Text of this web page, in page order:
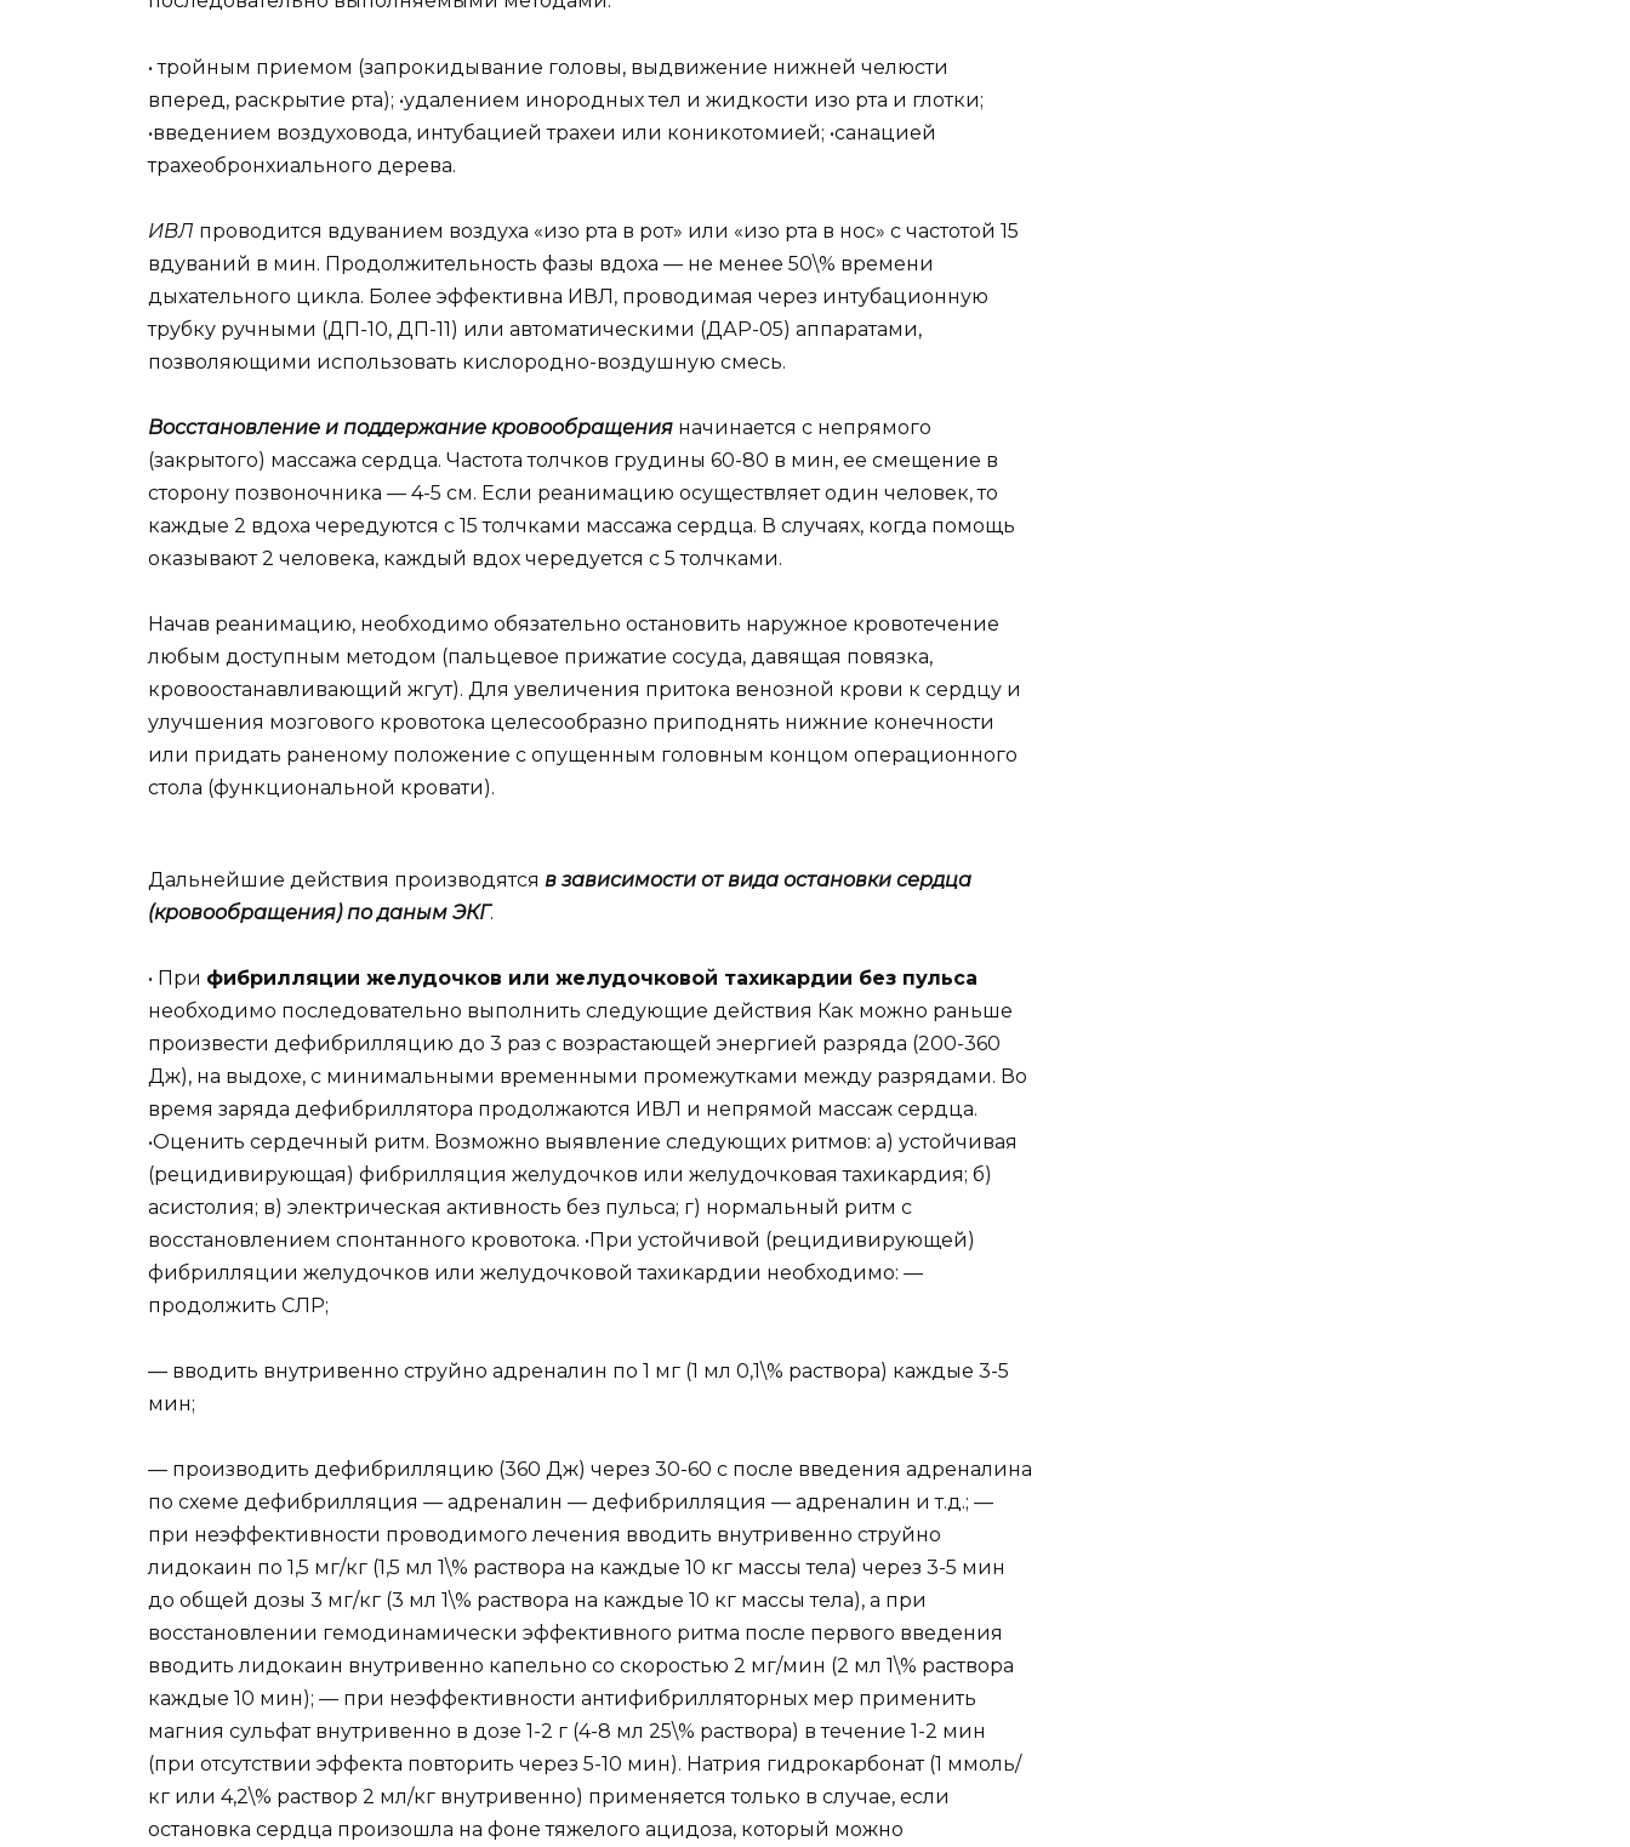
• тройным приемом (запрокидывание головы, выдвижение нижней челюсти
вперед, раскрытие рта); •удалением инородных тел и жидкости изо рта и глотки;
•введением воздуховода, интубацией трахеи или коникотомией; •санацией
трахеобронхиального дерева.
ИВЛ проводится вдуванием воздуха «изо рта в рот» или «изо рта в нос» с частотой 15
вдуваний в мин. Продолжительность фазы вдоха — не менее 50\% времени
дыхательного цикла. Более эффективна ИВЛ, проводимая через интубационную
трубку ручными (ДП-10, ДП-11) или автоматическими (ДАР-05) аппаратами,
позволяющими использовать кислородно-воздушную смесь.
Восстановление и поддержание кровообращения начинается с непрямого
(закрытого) массажа сердца. Частота толчков грудины 60-80 в мин, ее смещение в
сторону позвоночника — 4-5 см. Если реанимацию осуществляет один человек, то
каждые 2 вдоха чередуются с 15 толчками массажа сердца. В случаях, когда помощь
оказывают 2 человека, каждый вдох чередуется с 5 толчками.
Начав реанимацию, необходимо обязательно остановить наружное кровотечение
любым доступным методом (пальцевое прижатие сосуда, давящая повязка,
кровоостанавливающий жгут). Для увеличения притока венозной крови к сердцу и
улучшения мозгового кровотока целесообразно приподнять нижние конечности
или придать раненому положение с опущенным головным концом операционного
стола (функциональной кровати).
Дальнейшие действия производятся в зависимости от вида остановки сердца
(кровообращения) по даным ЭКГ.
• При фибрилляции желудочков или желудочковой тахикардии без пульса
необходимо последовательно выполнить следующие действия Как можно раньше
произвести дефибрилляцию до 3 раз с возрастающей энергией разряда (200-360
Дж), на выдохе, с минимальными временными промежутками между разрядами. Во
время заряда дефибриллятора продолжаются ИВЛ и непрямой массаж сердца.
•Оценить сердечный ритм. Возможно выявление следующих ритмов: а) устойчивая
(рецидивирующая) фибрилляция желудочков или желудочковая тахикардия; б)
асистолия; в) электрическая активность без пульса; г) нормальный ритм с
восстановлением спонтанного кровотока. •При устойчивой (рецидивирующей)
фибрилляции желудочков или желудочковой тахикардии необходимо: —
продолжить СЛР;
— вводить внутривенно струйно адреналин по 1 мг (1 мл 0,1\% раствора) каждые 3-5
мин;
— производить дефибрилляцию (360 Дж) через 30-60 с после введения адреналина
по схеме дефибрилляция — адреналин — дефибрилляция — адреналин и т.д.; —
при неэффективности проводимого лечения вводить внутривенно струйно
лидокаин по 1,5 мг/кг (1,5 мл 1\% раствора на каждые 10 кг массы тела) через 3-5 мин
до общей дозы 3 мг/кг (3 мл 1\% раствора на каждые 10 кг массы тела), а при
восстановлении гемодинамически эффективного ритма после первого введения
вводить лидокаин внутривенно капельно со скоростью 2 мг/мин (2 мл 1\% раствора
каждые 10 мин); — при неэффективности антифибрилляторных мер применить
магния сульфат внутривенно в дозе 1-2 г (4-8 мл 25\% раствора) в течение 1-2 мин
(при отсутствии эффекта повторить через 5-10 мин). Натрия гидрокарбонат (1 ммоль/
кг или 4,2\% раствор 2 мл/кг внутривенно) применяется только в случае, если
остановка сердца произошла на фоне тяжелого ацидоза, который можно